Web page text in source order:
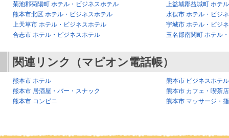
菊池郡菊陽町 ホテル・ビジネスホテル
上益城郡益城町 ホテ
熊本市北区 ホテル・ビジネスホテル
水俣市 ホテル・ビジ
上天草市 ホテル・ビジネスホテル
宇城市 ホテル・ビジ
合志市 ホテル・ビジネスホテル
玉名郡南関町 ホテル
関連リンク（マピオン電話帳）
熊本市 ホテル
熊本市 ビジネスホテル
熊本市 居酒屋・バー・スナック
熊本市 カフェ・喫茶店
熊本市 コンビニ
熊本市 マッサージ・